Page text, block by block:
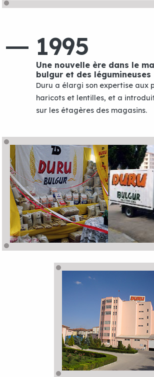
1995
Une nouvelle ère dans le
bulgur et des légumineuses
Duru a élargi son expertise aux
haricots et lentilles, et a
sur les étagères des magasins.